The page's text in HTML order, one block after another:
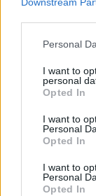
Please note
not limited to
grant or deny
use your data
consent section.
Personal
I want to
personal
Opted In
I want to
Personal
Opted In
I want to
Personal
Opted In
07. 31.
NEM A
SZÁLLODÁKBAN
Ez a szer
ÉS SOKKAL
Titkos hozzávaló